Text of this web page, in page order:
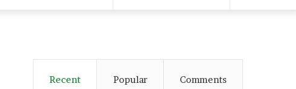
Recent Popular Comments